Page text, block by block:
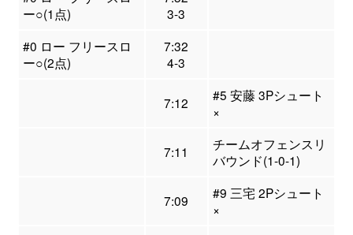
ー○(1点)
3-3
#0 ロー フリースロ
ー○(2点)
7:32
4-3
7:12
#5 安藤 3Pシュート
×
7:11
チームオフェンスリ
バウンド(1-0-1)
7:09
#9 三宅 2Pシュート
×